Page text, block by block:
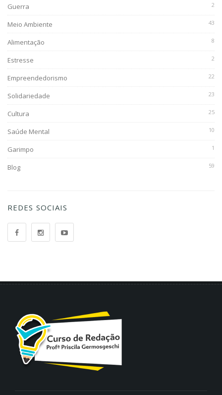
Guerra 2
Meio Ambiente 43
Alimentação 8
Estresse 2
Empreendedorismo 22
Solidariedade 23
Cultura 25
Saúde Mental 10
Garimpo 1
Blog 59
REDES SOCIAIS